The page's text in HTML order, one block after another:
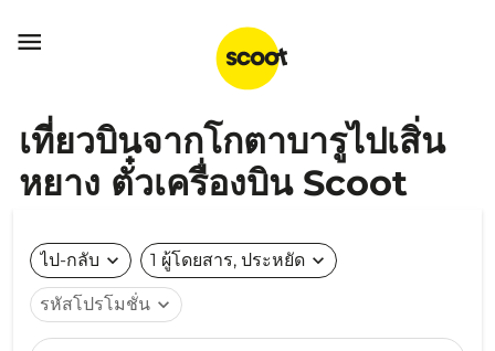

เที่ยวบินจากโกตาบารูไปเสิ่น
หยาง ตั๋วเครื่องบิน Scoot
ไป-กลับ expand_more 1 ผู้โดยสาร, ประหยัด expand_more
รหัสโปรโมชั่น expand_more